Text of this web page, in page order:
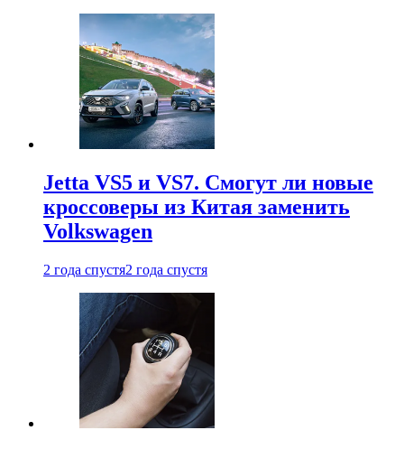
Jetta VS5 и VS7. Смогут ли новые
кроссоверы из Китая заменить
Volkswagen
2 года спустя2 года спустя